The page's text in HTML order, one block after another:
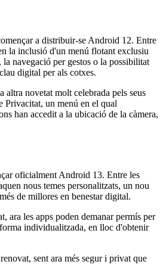
a distribuir-se Android 12. Entre
la inclusió d'un menú flotant exclusiu
navegació per gestos o la possibilitat
digital per als cotxes.
altra novetat molt celebrada pels seus
Privacitat, un menú en el qual
han accedit a la ubicació de la càmera,
oficialment Android 13. Entre les
nous temes personalitzats, un nou
de millores en benestar digital.
ara les apps poden demanar permís per
individualitzada, en lloc d'obtenir
sent ara més segur i privat que